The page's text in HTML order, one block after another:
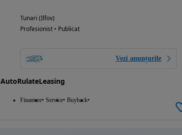
Tunari (Ilfov)
Profesionist • Publicat
Vezi anunțurile
AutoRulateLeasing
Finantare Service Buyback